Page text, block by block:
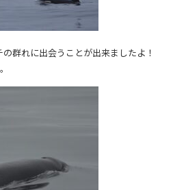
群れに出会うことが出来ましたよ！